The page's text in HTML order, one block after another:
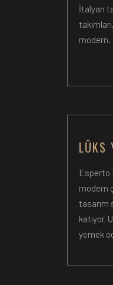
İtalyan
modern,
LÜKS
Esperto
modern
tasarım
katıyor.
yemek